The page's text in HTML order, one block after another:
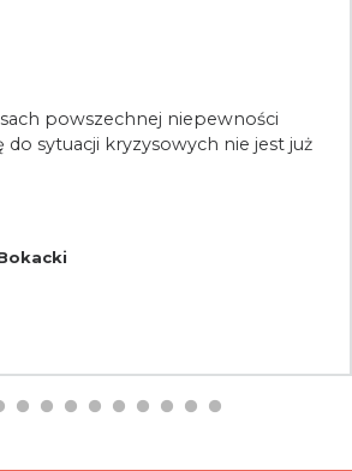
powszechnej niepewności
sytuacji kryzysowych nie jest już